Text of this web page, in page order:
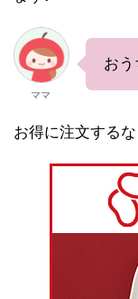
ママ
おう
お得に注文する